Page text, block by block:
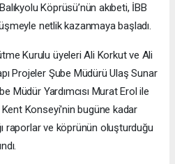
Köprüsü’nün akıbeti, İBB
netlik kazanmaya başladı.
Kurulu üyeleri Ali Korkut ve Ali
Projeler Şube Müdürü Ulaş Sunar
Müdür Yardımcısı Murat Erol ile
Konseyi'nin bugüne kadar
raporlar ve köprünün oluşturduğu